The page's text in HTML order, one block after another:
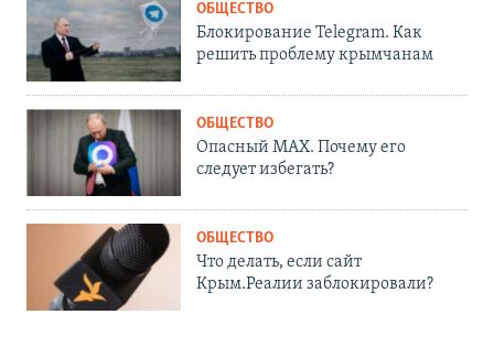
ОБЩЕСТВО
Блокирование Telegram. Как
решить проблему крымчанам
ОБЩЕСТВО
Опасный MAX. Почему его
следует избегать?
ОБЩЕСТВО
Что делать, если сайт
Крым.Реалии заблокировали?